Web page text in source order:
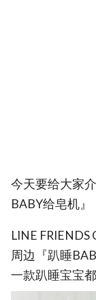
今天要给大家
BABY给皂机
LINE
周边『趴睡
一款趴睡宝宝